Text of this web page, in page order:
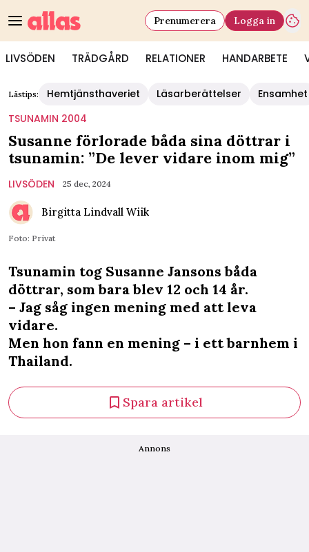
LIVSÖDEN TRÄDGÅRD RELATIONER HANDARBETE
Prenumerera Logga in
Lästips: Hemtjänsthaveriet Läsarberättelser
Ensamhet
TSUNAMIN 2004
Susanne förlorade båda sina döttrar i
tsunamin: ”De lever vidare inom mig”
LIVSÖDEN 25 dec, 2024
Birgitta Lindvall Wiik
Foto: Privat
Tsunamin tog Susanne Jansons båda
döttrar, som bara blev 12 och 14 år.
– Jag såg ingen mening med att leva
vidare.
Men hon fann en mening – i ett barnhem i
Thailand.
Spara artikel
Annons